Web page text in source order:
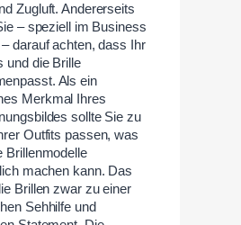
Zugluft. Andererseits
– speziell im Business
darauf achten, dass Ihr
und die Brille
Als ein
Merkmal Ihres
sollte Sie zu
Outfits passen, was
Brillenmodelle
machen kann. Das
Brillen zwar zu einer
Sehhilfe und